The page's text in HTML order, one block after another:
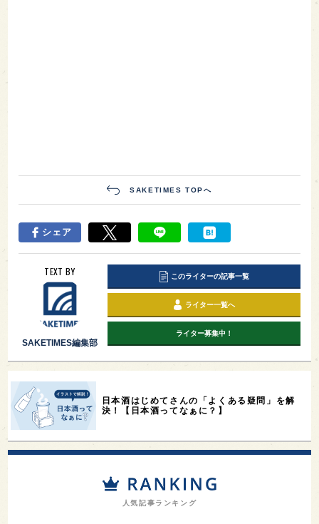
SAKETIMES TOPへ
シェア
TEXT BY
SAKETIMES編集部
このライターの記事一覧
ライター一覧へ
ライター募集中！
日本酒はじめてさんの「よくある疑問」を解
決！【日本酒ってなぁに？】
人気記事ランキング